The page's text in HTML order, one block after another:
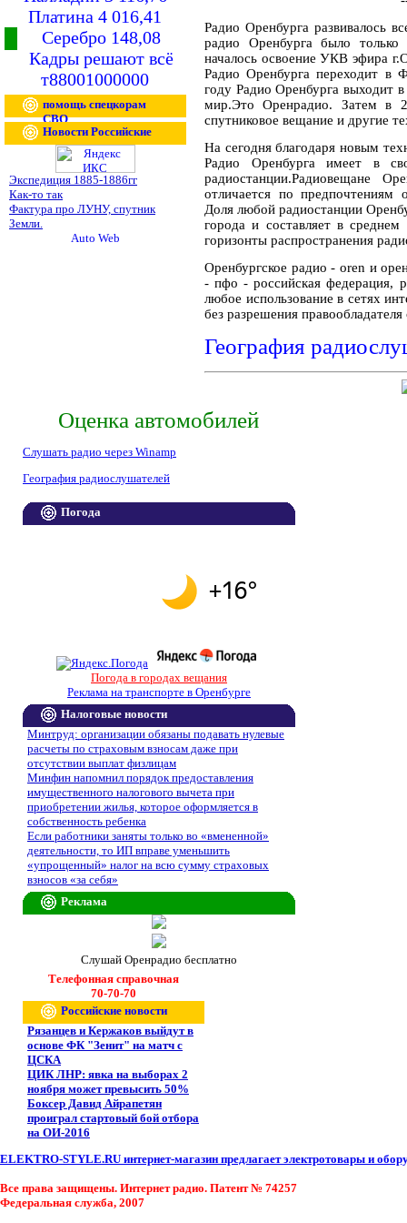
Платина 4 016,41
Серебро 148,08
Кадры решают всё
т88001000000
помощь спецкорам
СВО
Новости Российские
Экспедиция 1885-1886гг
Как-то так
Фактура про ЛУНУ, спутник
Земли.
Радио Оренбурга развивалось
радио Оренбурга было
началось освоение УКВ эфира
Радио Оренбурга переходит
году Радио Оренбурга выходит в
мир.Это Оренрадио. Затем в
спутниковое вещание и другие
На сегодня благодаря новым
Радио Оренбурга имеет в
радиостанции.Радиовещане
отличается по
Доля любой радиостанции
города и составляет в
горизонты распространения
Оренбургское радио - oren и
- пфо - российская федерация,
любое использование в сетях
без разрешения
География
Оценка автомобилей
Слушать радио через Winamp
География радиослушателей
Погода
Погода в городах вещания
Реклама на транспорте в Оренбурге
Налоговые новости
Минтруд: организации обязаны подавать нулевые
расчеты по страховым взносам даже при
отсутствии выплат физлицам
Минфин напомнил порядок предоставления
имущественного налогового вычета при
приобретении жилья, которое оформляется в
собственность ребенка
Если работники заняты только во «вмененной»
деятельности, то ИП вправе уменьшить
«упрощенный» налог на всю сумму страховых
взносов «за себя»
Реклама
Слушай Оренрадио бесплатно
Телефонная справочная
70-70-70
Российские новости
Рязанцев и Кержаков выйдут в
основе ФК "Зенит" на матч с
ЦСКА
ЦИК ЛНР: явка на выборах 2
ноября может превысить 50%
Боксер Давид Айрапетян
проиграл стартовый бой отбора
на ОИ-2016
ELEKTRO-STYLE.RU интернет-магазин предлагает электротовары и
Все права защищены. Интернет радио. Патент № 74257
Федеральная служба, 2007